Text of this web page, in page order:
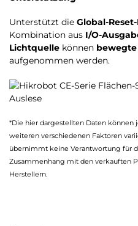
Unterstützt die Global-
Kombination aus I/O-
Lichtquelle können
aufgenommen werden.
*Die hier dargestellten Daten können
weiteren verschiedenen Faktoren
übernimmt keine Verantwortung für
Zusammenhang mit den verkauften
Herstellern.